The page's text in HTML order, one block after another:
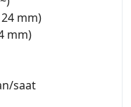
mm)
mm)
saat